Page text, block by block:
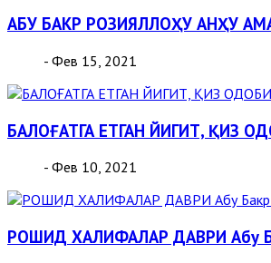
АБУ БАКР РОЗИЯЛЛОҲУ АНҲУ
- Фев 15, 2021
БАЛОҒАТГА ЕТГАН ЙИГИТ, ҚИЗ
- Фев 10, 2021
РОШИД ХАЛИФАЛАР ДАВРИ Абу